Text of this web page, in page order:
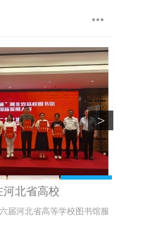
北省高校
届河北省高等学校图书馆服
>